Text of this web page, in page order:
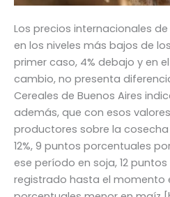
Los precios internacionales
en los niveles más bajos de
primer caso, 4% debajo y en
cambio, no presenta
Cereales de Buenos Aires
además, que con esos
productores sobre la
12%, 9 puntos porcentuales
ese período en soja, 12
registrado hasta el momento